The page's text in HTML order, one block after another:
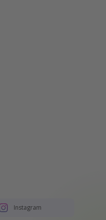
Instagram